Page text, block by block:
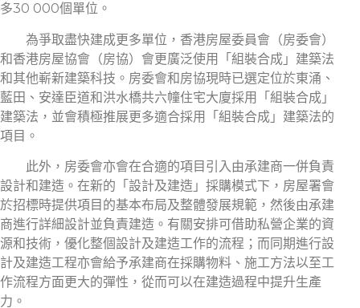
多30 000個單位。
為爭取盡快建成更多單位，香港房屋委員會（房委會）
和香港房屋協會（房協）會更廣泛使用「組裝合成」建築法
和其他嶄新建築科技。房委會和房協現時已選定位於東涌、
藍田、安達臣道和洪水橋共六幢住宅大廈採用「組裝合成」
建築法，並會積極推展更多適合採用「組裝合成」建築法的
項目。
此外，房委會亦會在合適的項目引入由承建商一併負責
設計和建造。在新的「設計及建造」採購模式下，房屋署會
於招標時提供項目的基本布局及整體發展規範，然後由承建
商進行詳細設計並負責建造。有關安排可借助私營企業的資
源和技術，優化整個設計及建造工作的流程；而同期進行設
計及建造工程亦會給予承建商在採購物料、施工方法以至工
作流程方面更大的彈性，從而可以在建造過程中提升生產
力。